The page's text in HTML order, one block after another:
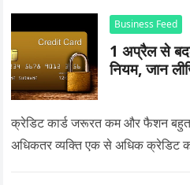
Business Feed
1 अप्रैल से
नियम, जान
क्रेडिट कार्ड जरूरत कम और फैशन
अधिकतर व्यक्ति एक से अधिक क्रेडिट